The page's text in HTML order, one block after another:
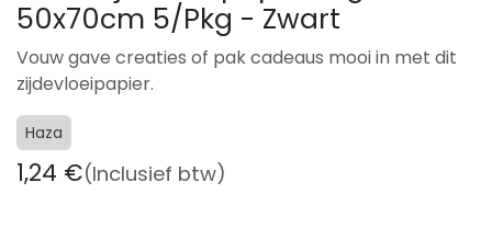
50x70cm 5/Pkg - Zwart
Vouw gave creaties of pak cadeaus mooi in met dit
zijdevloeipapier.
Haza
1,24 €(Inclusief btw)